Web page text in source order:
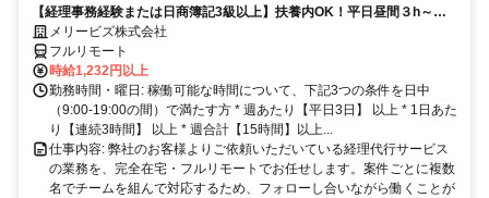
【経理事務経験または日商簿記3級以上】扶養内OK！平日昼間３h～。
完全在宅で育児・介護中の方も大歓迎♪
メリービズ株式会社
フルリモート
時給1,232円以上
勤務時間・曜日: 稼働可能な時間について、下記3つの条件を日中
（9:00-19:00の間）で満たす方 * 週あたり【平日3日】 以上 * 1日あた
り【連続3時間】 以上 * 週合計【15時間】以上...
仕事内容: 弊社のお客様よりご依頼いただいている経理代行サービス
の業務を、完全在宅・フルリモートでお任せします。案件ごとに複数
名でチームを組んで対応するため、フォローし合いながら働くことが